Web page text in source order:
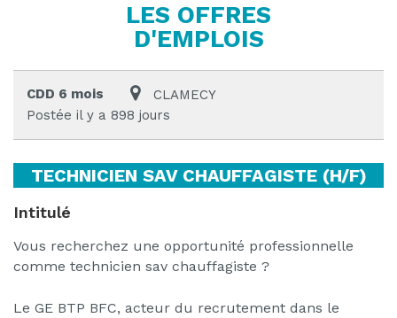
LES OFFRES
D'EMPLOIS
CDD 6 mois
CLAMECY
Postée il y a 898 jours
TECHNICIEN SAV CHAUFFAGISTE (H/F)
Intitulé
Vous recherchez une opportunité professionnelle
comme technicien sav chauffagiste ?
Le GE BTP BFC, acteur du recrutement dans le